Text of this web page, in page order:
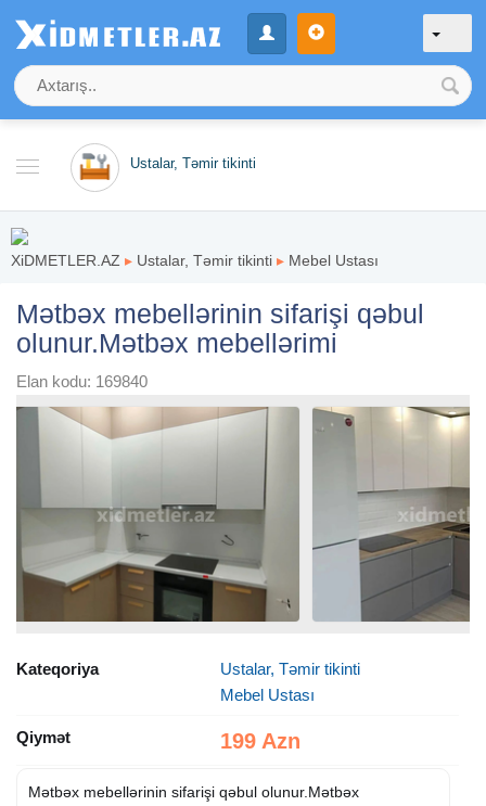
Ustalar, Təmir tikinti
XiDMETLER.AZ ▸ Ustalar, Təmir tikinti ▸ Mebel Ustası
Mətbəx mebellərinin sifarişi qəbul
olunur.Mətbəx mebellərimi
Elan kodu: 169840
Kateqoriya
Ustalar, Təmir tikinti
Mebel Ustası
Qiymət 199 Azn
Mətbəx mebellərinin sifarişi qəbul olunur.Mətbəx